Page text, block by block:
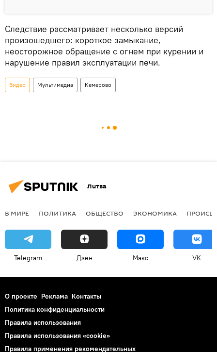
Следствие рассматривает несколько версий
произошедшего: короткое замыкание,
неосторожное обращение с огнем при курении и
нарушение правил эксплуатации печи.
Видео Мультимедиа Кемерово
Литва
В МИРЕ ПОЛИТИКА ОБЩЕСТВО ЭКОНОМИКА
Telegram Дзен Макс VK
О проекте Реклама Контакты
Политика конфиденциальности
Правила использования
Правила использования «cookie»
Правила применения рекомендательных